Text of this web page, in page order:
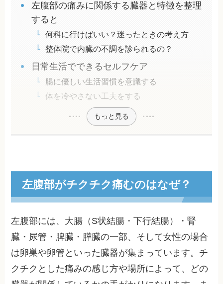
左腹部の痛みに関係する臓器と特徴を整理
すると
何科に行けばいい？迷ったときの考え方
整体院で内臓の不調を診られるの？
日常生活でできるセルフケア
腸に優しい生活習慣を意識する
体を冷やさない工夫をする
もっと見る
左腹部がチクチク痛むのはなぜ？
左腹部には、大腸（S状結腸・下行結腸）・腎
臓・尿管・脾臓・膵臓の一部、そして女性の場合
は卵巣や卵管といった臓器が集まっています。チ
クチクとした痛みの感じ方や場所によって、どの